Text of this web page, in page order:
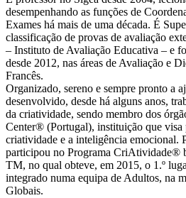
desempenhando as funções de
Exames há mais de uma década. É
classificação de provas de avaliação
– Instituto de Avaliação Educativa – e
desde 2012, nas áreas de Avaliação e
Francês.
Organizado, sereno e sempre pronto a
desenvolvido, desde há alguns anos,
da criatividade, sendo membro dos
Center® (Portugal), instituição que visa
criatividade e a inteligência emocional.
participou no Programa CriAtividade®
TM, no qual obteve, em 2015, o 1.º
integrado numa equipa de Adultos, na
Globais.